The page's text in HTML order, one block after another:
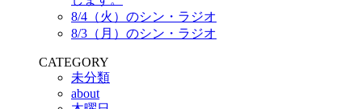
8/4（火）のシン・ラジオ
8/3（月）のシン・ラジオ
CATEGORY
未分類
about